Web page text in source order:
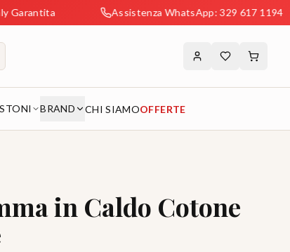
Assistenza WhatsApp: 329 617 1194
BRAND CHI SIAMOOFFERTE
in Caldo Cotone